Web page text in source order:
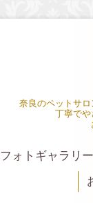
奈良のペットサ
丁寧でや
フォトギャラリー